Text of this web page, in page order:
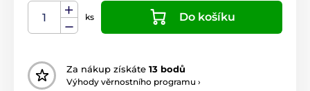
ks Do košíku
Za nákup získáte 13 bodů
Výhody věrnostního programu ›